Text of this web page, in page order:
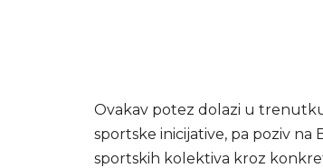
Ovakav potez dolazi u
sportske inicijative, pa poziv na
sportskih kolektiva kroz